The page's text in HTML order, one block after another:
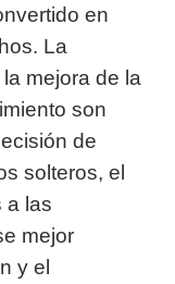
en
La
mejora de la
son
de
solteros, el
a las
mejor
y el